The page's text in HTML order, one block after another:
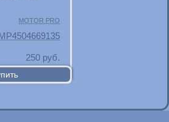
MOTOR PRO
250 руб.